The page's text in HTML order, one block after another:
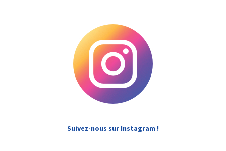
Suivez-nous sur Instagram !